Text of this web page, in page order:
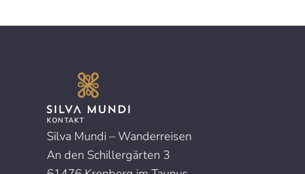
KONTAKT
Silva Mundi – Wanderreisen
An den Schillergärten 3